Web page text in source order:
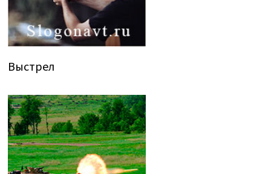
Выстрел